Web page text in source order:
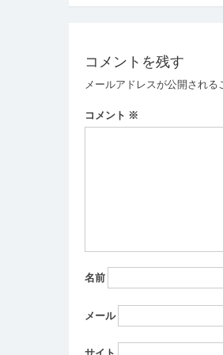
ビ
ゲ
ー
シ
コメントを残す
メールアドレスが公開される
コメント ※
名前
メール